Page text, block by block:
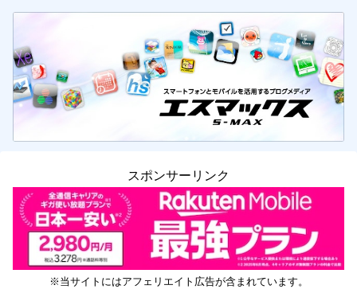
スポンサーリンク
※当サイトにはアフェリエイト広告が含まれています。